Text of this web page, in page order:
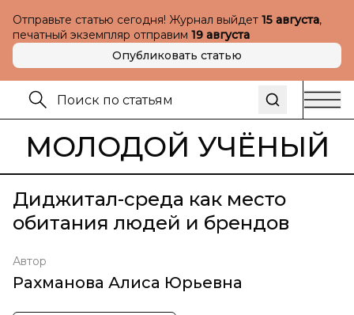
Отправьте статью сегодня! Журнал выйдет 15 августа,
печатный экземпляр отправим 19 августа
Опубликовать статью
МОЛОДОЙ УЧЁНЫЙ
Диджитал-среда как место
обитания людей и брендов
Автор
Рахманова Алиса Юрьевна